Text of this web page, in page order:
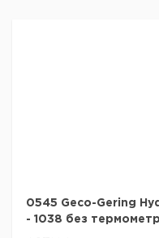
0545 Geco-Gering
- 1038 без